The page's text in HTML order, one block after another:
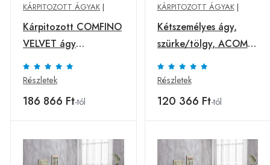
KÁRPITOZOTT ÁGYAK |
Kárpitozott COMFINO
VELVET ágy
pótággyal 120x200
cm sötét szürke
Részletek
186 866 Ft-tól
KÁRPITOZOTT ÁGYAK|
Kétszemélyes ágy,
szürke/tölgy, ACOMA
160X200
Részletek
120 366 Ft-tól